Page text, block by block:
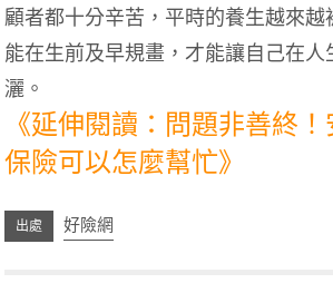
顧者都十分辛苦，平時的養生越來越
能在生前及早規畫，才能讓自己在人
灑。
《延伸閱讀：問題非善終！
保險可以怎麼幫忙》
好險網